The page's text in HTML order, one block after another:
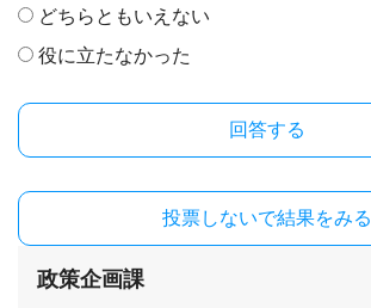
どちらともいえない
役に立たなかった
投票しないで結果をみる
政策企画課